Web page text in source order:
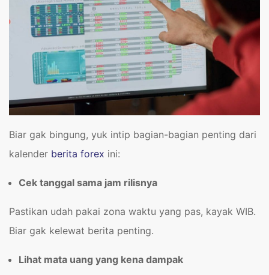
Biar gak bingung, yuk intip bagian-bagian penting dari
kalender berita forex ini:
Cek tanggal sama jam rilisnya
Pastikan udah pakai zona waktu yang pas, kayak WIB.
Biar gak kelewat berita penting.
Lihat mata uang yang kena dampak